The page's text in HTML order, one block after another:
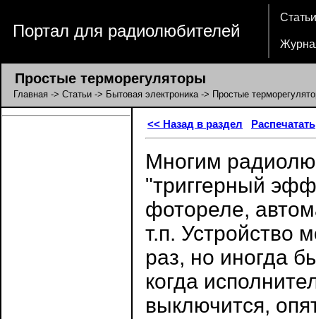
Портал для радиолюбителей
Статьи
Простые терморегуляторы
Главная -> Статьи -> Бытовая электроника-> Простые
<< Назад в раздел Распечатать
Многим
"триггерный
фотореле,
т.п. Устройство
раз, но иногда
когда
выключится,